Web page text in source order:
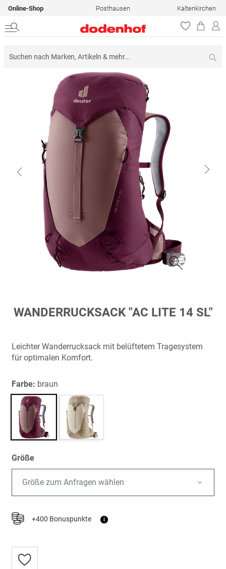
Online-Shop Posthausen Kaltenkirchen
Zum
Anfang
springen
WANDERRUCKSACK "AC LITE 14 SL"
Leichter Wanderrucksack mit belüftetem Tragesystem
für optimalen Komfort.
Farbe: braun
Größe
Größe zum Anfragen wählen
+400 Bonuspunkte i
Zur